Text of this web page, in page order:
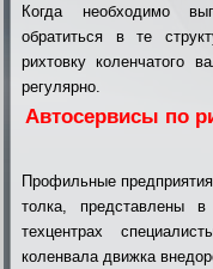
Когда необходимо
обратиться в те
рихтовку коленчатого
регулярно.
Автосервисы по
Профильные
толка, представлены
техцентрах
коленвала движка